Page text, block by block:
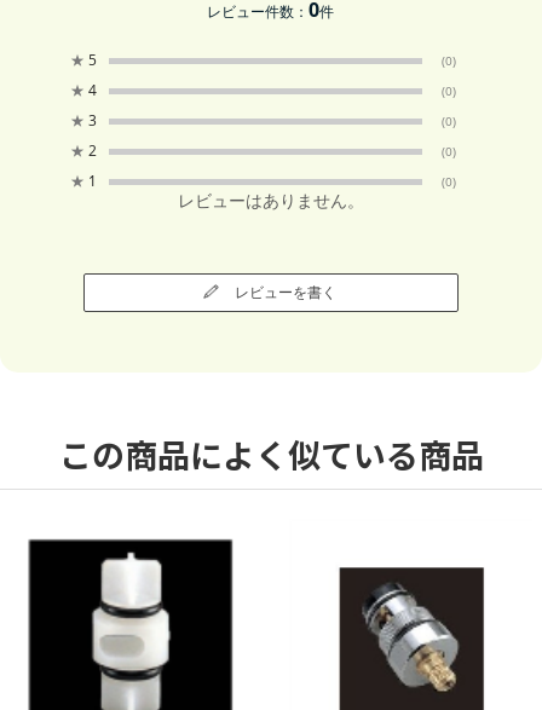
レビュー件数：0件
★ 5 (0)
★ 4 (0)
★ 3 (0)
★ 2 (0)
★ 1 (0)
レビューはありません。
レビューを書く
この商品によく似ている商品